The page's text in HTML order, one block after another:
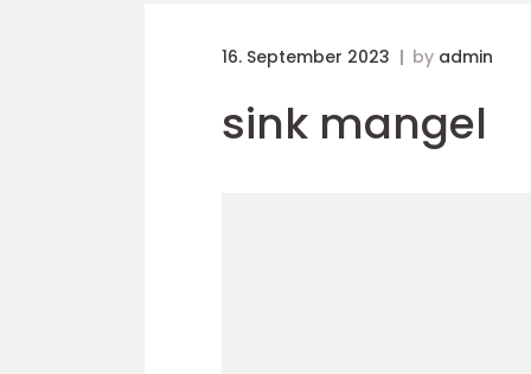
16. September 2023 by admin
sink mangel